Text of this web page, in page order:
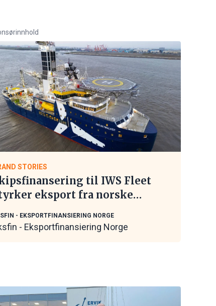
STORIES
til IWS Fleet
eksport fra norske
- EKSPORTFINANSIERING NORGE
- Eksportfinansiering Norge